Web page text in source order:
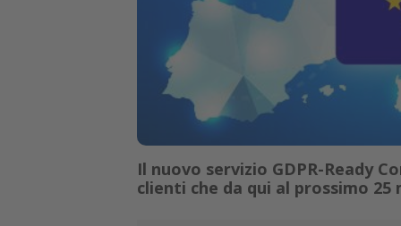
Il nuovo servizio GDPR-Ready
clienti che da qui al prossimo